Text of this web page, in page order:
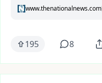
www.thenationalnews.com
195 8